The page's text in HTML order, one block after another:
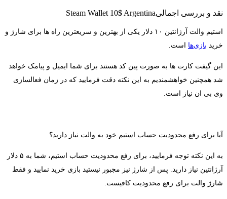
نقد و بررسی اجمالیSteam Wallet 10$ Argentina
استیم والت آرژانتین ۱۰ دلار يكی از بهترین و سریعترین راه ها برای شارژ و
خرید بازی‌‌ها است.
این گیفت کارت ها به صورت پین کد هستند برای شما ایمیل و پیامک خواهد
شد همچنین خواهشمندیم به این نکته دقت فرمایید که در زمان فعالسازی
وی بی ان نیاز است.
آیا برای رفع محدودیت حساب استیم خود به والت نیاز دارید؟
به این نکته توجه فرمایید، برای رفع محدودیت حساب استیم، شما به ۵ دلار
آرژانتین نیاز دارید. پس از شارژ نیز مجبور نیستید بازی خرید نمایید و فقط
شارژ والت برای رفع محدودیت کافیست.